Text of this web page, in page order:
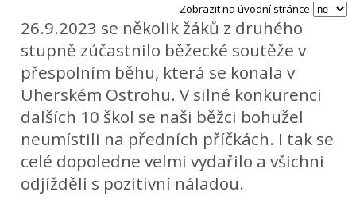
Zobrazit na úvodní stránce
26.9.2023 se několik žáků z druhého
stupně zúčastnilo běžecké soutěže v
přespolním běhu, která se konala v
Uherském Ostrohu. V silné konkurenci
dalších 10 škol se naši běžci bohužel
neumístili na předních příčkách. I tak se
celé dopoledne velmi vydařilo a všichni
odjížděli s pozitivní náladou.